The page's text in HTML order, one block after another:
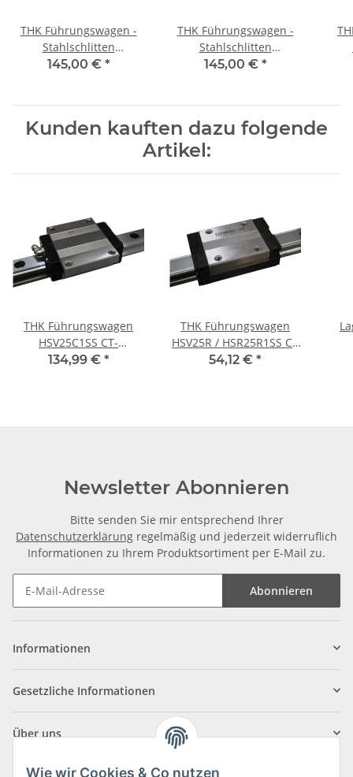
THK Führungswagen -
Stahlschlitten
HSR25LR1SSC1(GK) -
145,00 € *
THK Führungswagen -
Stahlschlitten
HSR25LR1SSCO(GK) -
145,00 € *
Kunden kauften dazu folgende
Artikel:
THK Führungswagen
HSV25C1SS CT-
Stahlschlitten
134,99 € *
THK Führungswagen
HSV25R / HSR25R1SS CT
- Stahlschlitten
54,12 € *
Newsletter Abonnieren
Bitte senden Sie mir entsprechend Ihrer
Datenschutzerklärung regelmäßig und jederzeit widerruflich
Informationen zu Ihrem Produktsortiment per E-Mail zu.
Abonnieren
Informationen
Gesetzliche Informationen
Über uns
Wie wir Cookies & Co nutzen